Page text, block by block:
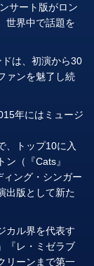
サート版がロン
世界中で話題を
は、初演から30
ァンを魅了し続
年にはミュージ
、トップ10に入
（『Cats』
ィング・シンガー
出版として新た
カル界を代表す
『レ・ミゼラブ
リーンまで第一